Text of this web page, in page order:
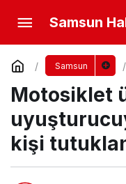
Samsun
Samsun
Motosiklet
kişi